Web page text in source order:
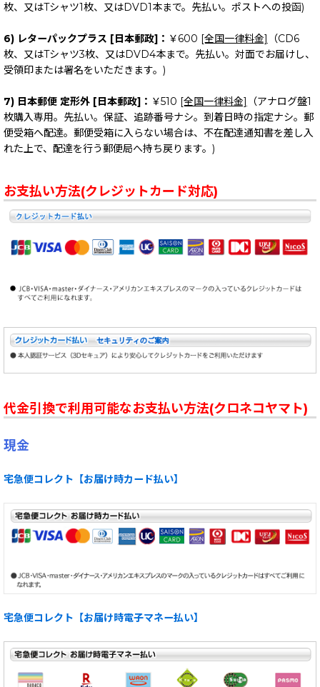
枚、又はTシャツ1枚、又はDVD1本まで。先払い。ポストへの投函)
6) レターパックプラス [日本郵政]： ￥600 [全国一律料金]
（CD6
枚、又はTシャツ3枚、又はDVD4本まで。先払い。対面でお届けし、
受領印または署名をいただきます。)
7) 日本郵便 定形外 [日本郵政]： ￥510 [全国一律料金]
（アナログ盤1
枚購入専用。先払い。保証、追跡番号ナシ。到着日時の指定ナシ。郵
便受箱へ配達。郵便受箱に入らない場合は、不在配達通知書を差し入
れた上で、配達を行う郵便局へ持ち戻ります。)
お支払い方法(クレジットカード対応)
代金引換で利用可能なお支払い方法(クロネコヤマト)
現金
宅急便コレクト【お届け時カード払い】
宅急便コレクト【お届け時電子マネー払い】